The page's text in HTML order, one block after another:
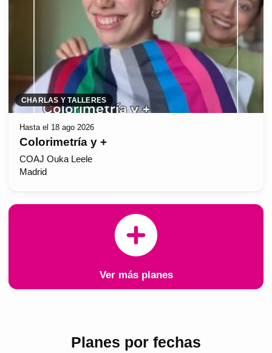
CHARLAS Y TALLERES
Hasta el 18 ago 2026
Colorimetría y +
COAJ Ouka Leele
Madrid
Ver más planes
Planes por fechas